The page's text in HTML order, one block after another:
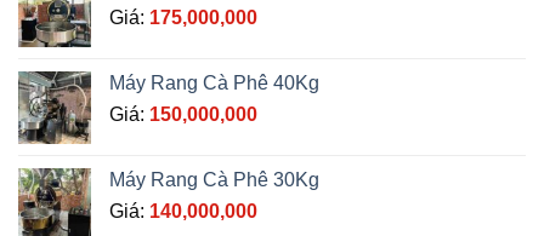
Giá: 175,000,000
Máy Rang Cà Phê 40Kg
Giá: 150,000,000
Máy Rang Cà Phê 30Kg
Giá: 140,000,000